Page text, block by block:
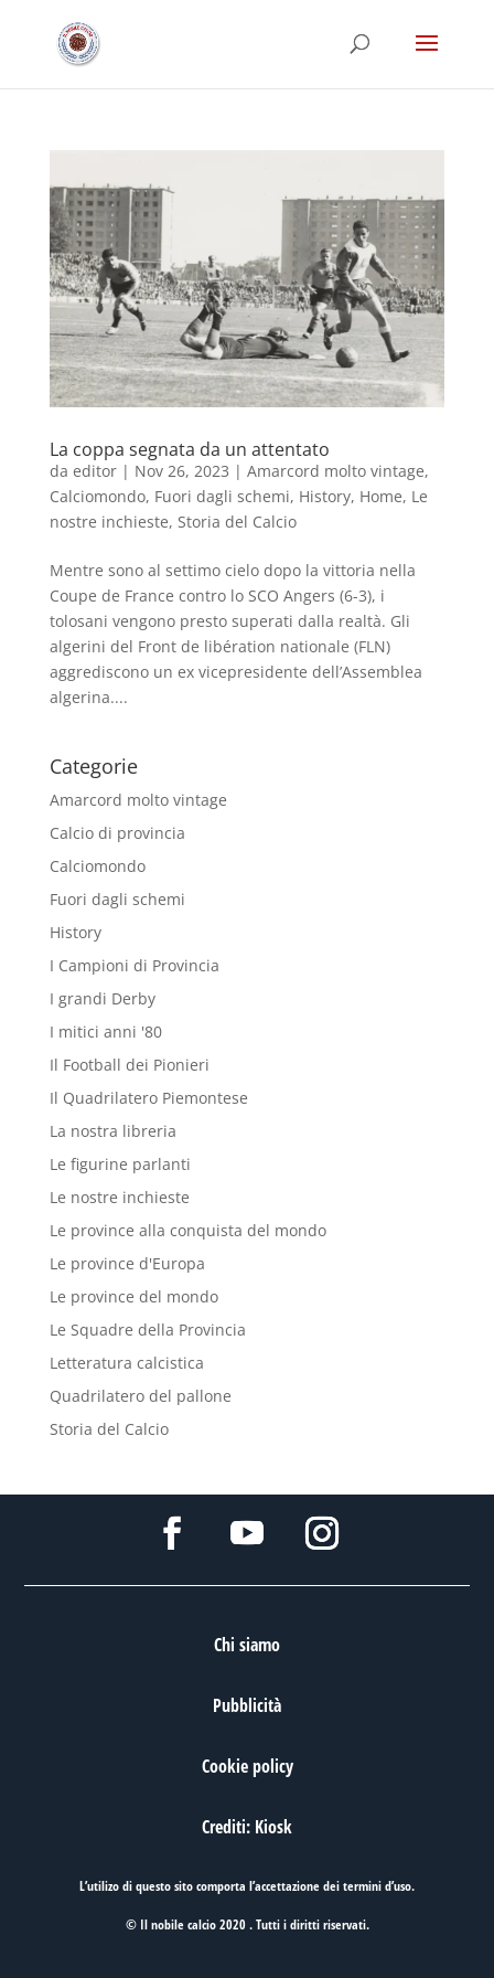
La coppa segnata da un attentato
da editor| Nov 26, 2023 | Amarcord molto vintage,
Calciomondo, Fuori dagli schemi, History, Home, Le
nostre inchieste, Storia del Calcio
Mentre sono al settimo cielo dopo la vittoria nella
Coupe de France contro lo SCO Angers (6-3), i
tolosani vengono presto superati dalla realtà. Gli
algerini del Front de libération nationale (FLN)
aggrediscono un ex vicepresidente dell’Assemblea
algerina....
Categorie
Amarcord molto vintage
Calcio di provincia
Calciomondo
Fuori dagli schemi
History
I Campioni di Provincia
I grandi Derby
I mitici anni '80
Il Football dei Pionieri
Il Quadrilatero Piemontese
La nostra libreria
Le figurine parlanti
Le nostre inchieste
Le province alla conquista del mondo
Le province d'Europa
Le province del mondo
Le Squadre della Provincia
Letteratura calcistica
Quadrilatero del pallone
Storia del Calcio
Chi siamo
Pubblicità
Cookie policy
Crediti: Kiosk
L’utilizo di questo sito comporta l’accettazione deitermini d’uso.
© Il nobile calcio 2020 . Tutti i diritti riservati.